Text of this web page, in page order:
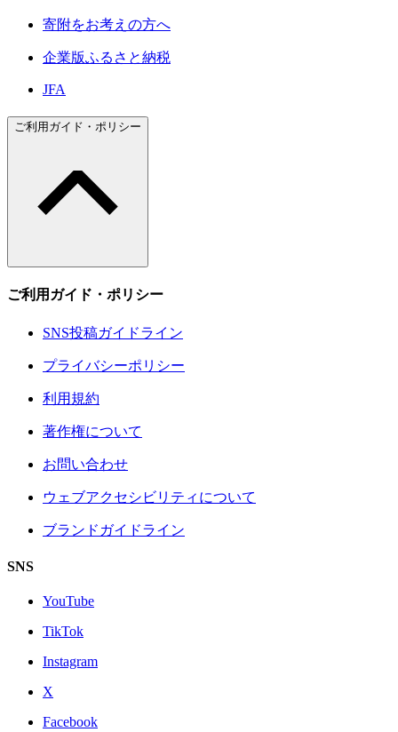
寄附をお考えの方へ
企業版ふるさと納税
JFA
ご利用ガイド・ポリシー
ご利用ガイド・ポリシー
SNS投稿ガイドライン
プライバシーポリシー
利用規約
著作権について
お問い合わせ
ウェブアクセシビリティについて
ブランドガイドライン
SNS
YouTube
TikTok
Instagram
X
Facebook